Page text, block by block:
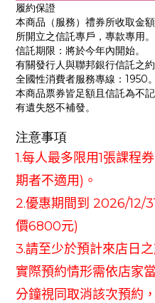
履約保證
本商品（服務）禮券所收取金
所開立之信託專戶，專款專用。
信託期限：將於今年內開始。
有關發行人與聯邦銀行信託之
全國性消費者服務專線：1950。
本商品票券皆足額且信託為不
有遺失怒不補發。
注意事項
1.每人最多限用1張課程
期者不適用) 。
2.優惠期間到 2026/12/
價6800元)
3.請至少於預計來店日
實際預約情形需依店家
分鐘視同取消該次預約